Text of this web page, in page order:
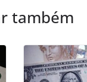
também